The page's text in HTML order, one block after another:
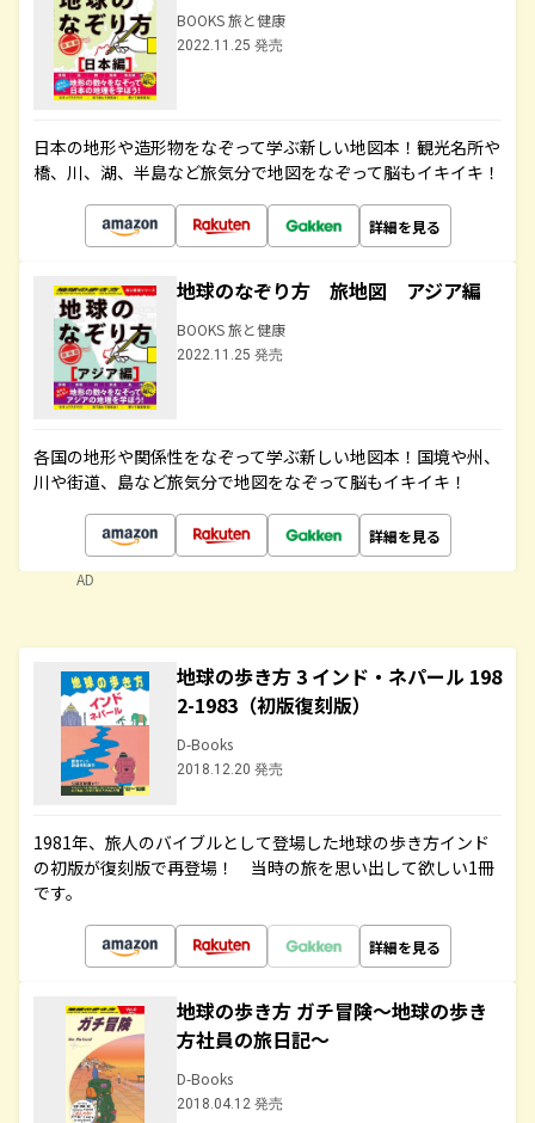
BOOKS 旅と健康
2022.11.25 発売
日本の地形や造形物をなぞって学ぶ新しい地図本！観光名所や
橋、川、湖、半島など旅気分で地図をなぞって脳もイキイキ！
詳細を見る
地球のなぞり方 旅地図 アジア編
BOOKS 旅と健康
2022.11.25 発売
各国の地形や関係性をなぞって学ぶ新しい地図本！国境や州、
川や街道、島など旅気分で地図をなぞって脳もイキイキ！
詳細を見る
AD
地球の歩き方 3 インド・ネパール 198
2-1983（初版復刻版）
D-Books
2018.12.20 発売
1981年、旅人のバイブルとして登場した地球の歩き方インド
の初版が復刻版で再登場！ 当時の旅を思い出して欲しい1冊
です。
詳細を見る
地球の歩き方 ガチ冒険～地球の歩き
方社員の旅日記～
D-Books
2018.04.12 発売